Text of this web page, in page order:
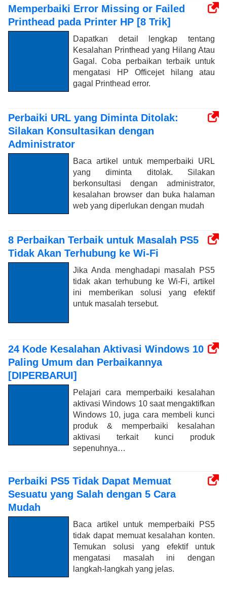
Memperbaiki Error Missing or Failed
Printhead pada Printer HP [8 Trik]
Dapatkan detail lengkap tentang
Kesalahan Printhead yang Hilang Atau
Gagal. Coba perbaikan terbaik untuk
mengatasi HP Officejet hilang atau
gagal Printhead error.
Perbaiki URL yang Diminta Ditolak:
Silakan Konsultasikan dengan
Administrator
Baca artikel untuk memperbaiki URL
yang diminta ditolak. Silakan
berkonsultasi dengan administrator,
kesalahan browser dan buka halaman
web yang diperlukan dengan mudah
8 Perbaikan Terbaik untuk Masalah PS5
Tidak Akan Terhubung ke Wi-Fi
Jika Anda menghadapi masalah PS5
tidak akan terhubung ke Wi-Fi, artikel
ini memberikan solusi yang efektif
untuk masalah tersebut.
24 Kode Kesalahan Aktivasi Windows 10
Paling Umum dan Perbaikannya
[DIPERBARUI]
Pelajari cara memperbaiki kesalahan
aktivasi Windows 10 saat mengaktifkan
Windows 10, juga cara membeli kunci
produk & memperbaiki kesalahan
aktivasi terkait kunci produk
sepenuhnya…
Perbaiki PS5 Tidak Dapat Memuat
Sesuatu yang Salah dengan 5 Cara
Mudah
Baca artikel untuk memperbaiki PS5
tidak dapat memuat kesalahan konten.
Temukan solusi yang efektif untuk
mengatasi masalah ini dengan
langkah-langkah yang jelas.